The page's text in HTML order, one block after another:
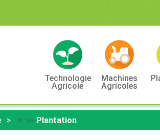
Technologie
Agricole
Machines
Agricoles
> >> Plantation